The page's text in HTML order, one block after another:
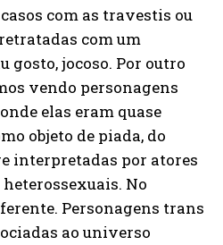
com as travestis ou
com um
gosto, jocoso. Por outro
vendo personagens
elas eram quase
objeto de piada, do
interpretadas por atores
No
Personagens trans
ao universo